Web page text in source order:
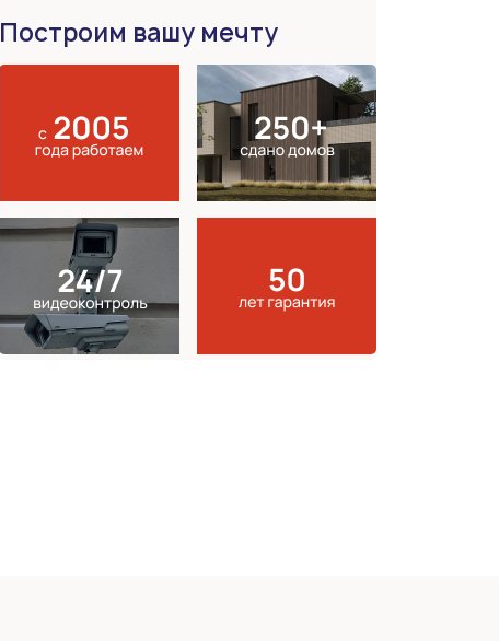
Построим вашу мечту